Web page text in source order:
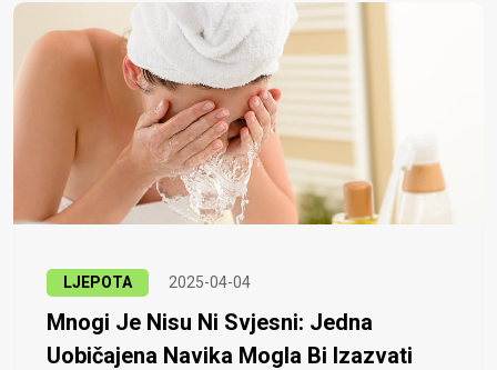
LJEPOTA 2025-04-04
Mnogi Je Nisu Ni Svjesni: Jedna
Uobičajena Navika Mogla Bi Izazvati